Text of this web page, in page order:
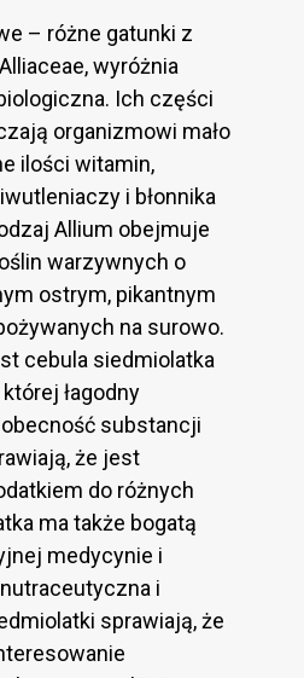
– różne gatunki z
wyróżnia
Ich części
organizmowi mało
ilości witamin,
i błonnika
Allium obejmuje
warzywnych o
ostrym, pikantnym
na surowo.
cebula siedmiolatka
której łagodny
substancji
że ​​jest
do różnych
ma także bogatą
medycynie i
i
sprawiają, że